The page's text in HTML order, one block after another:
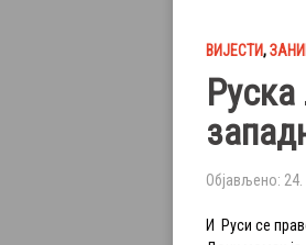
ВИЈЕСТИ,
Објављено:
И Руси се